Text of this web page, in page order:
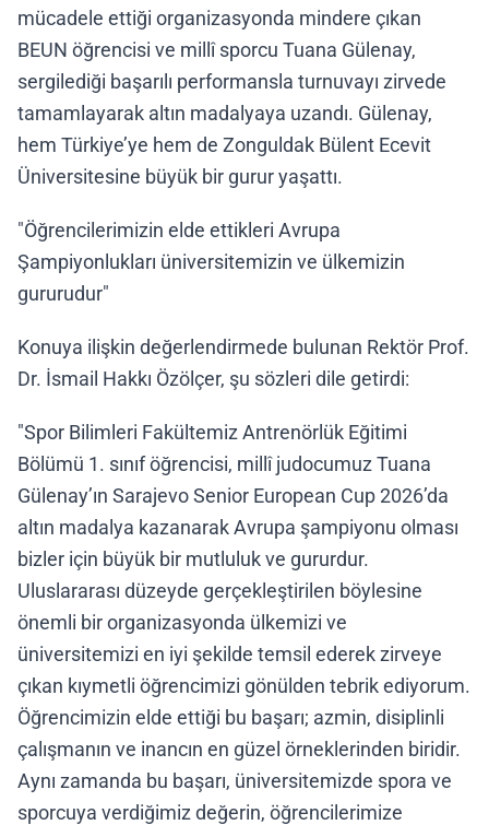
mücadele ettiği organizasyonda mindere çıkan
BEUN öğrencisi ve millî sporcu Tuana Gülenay,
sergilediği başarılı performansla turnuvayı zirvede
tamamlayarak altın madalyaya uzandı. Gülenay,
hem Türkiye’ye hem de Zonguldak Bülent Ecevit
Üniversitesine büyük bir gurur yaşattı.
"Öğrencilerimizin elde ettikleri Avrupa
Şampiyonlukları üniversitemizin ve ülkemizin
gururudur"
Konuya ilişkin değerlendirmede bulunan Rektör Prof.
Dr. İsmail Hakkı Özölçer, şu sözleri dile getirdi:
"Spor Bilimleri Fakültemiz Antrenörlük Eğitimi
Bölümü 1. sınıf öğrencisi, millî judocumuz Tuana
Gülenay’ın Sarajevo Senior European Cup 2026’da
altın madalya kazanarak Avrupa şampiyonu olması
bizler için büyük bir mutluluk ve gururdur.
Uluslararası düzeyde gerçekleştirilen böylesine
önemli bir organizasyonda ülkemizi ve
üniversitemizi en iyi şekilde temsil ederek zirveye
çıkan kıymetli öğrencimizi gönülden tebrik ediyorum.
Öğrencimizin elde ettiği bu başarı; azmin, disiplinli
çalışmanın ve inancın en güzel örneklerinden biridir.
Aynı zamanda bu başarı, üniversitemizde spora ve
sporcuya verdiğimiz değerin, öğrencilerimize